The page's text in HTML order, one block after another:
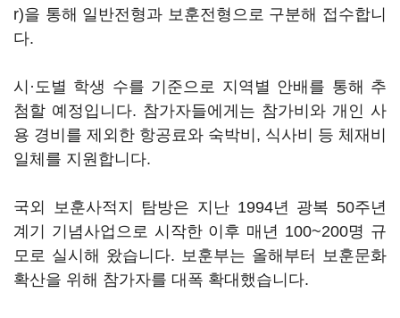
r)을 통해 일반전형과 보훈전형으로 구분해 접수합니
다.
시·도별 학생 수를 기준으로 지역별 안배를 통해 추
첨할 예정입니다. 참가자들에게는 참가비와 개인 사
용 경비를 제외한 항공료와 숙박비, 식사비 등 체재비
일체를 지원합니다.
국외 보훈사적지 탐방은 지난 1994년 광복 50주년
계기 기념사업으로 시작한 이후 매년 100~200명 규
모로 실시해 왔습니다. 보훈부는 올해부터 보훈문화
확산을 위해 참가자를 대폭 확대했습니다.